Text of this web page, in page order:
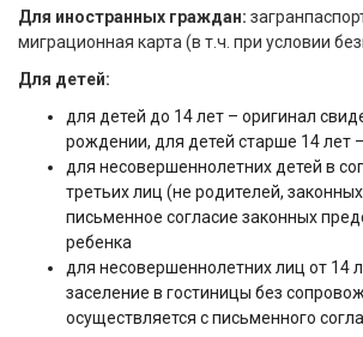
Для иностранных граждан:
миграционная карта (в т.ч. при условии
Для детей:
для детей до 14 лет – оригинал
рождении, для детей старше 14 лет
для несовершеннолетних детей в
третьих лиц (не родителей,
письменное согласие законных
ребенка
для несовершеннолетних лиц от 14
заселение в гостиницы без
осуществляется с письменного